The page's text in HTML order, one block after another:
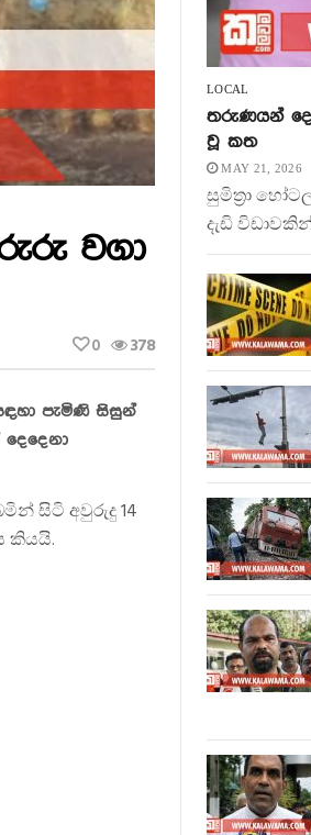
වගා
378
0
පැමිණි සිසුන්
සිටි අවුරුදු 14
කියයි.
LOCAL
තරුණයන්
වූ කත
MAY 21, 2026
සුමිත්‍රා
දැඩි